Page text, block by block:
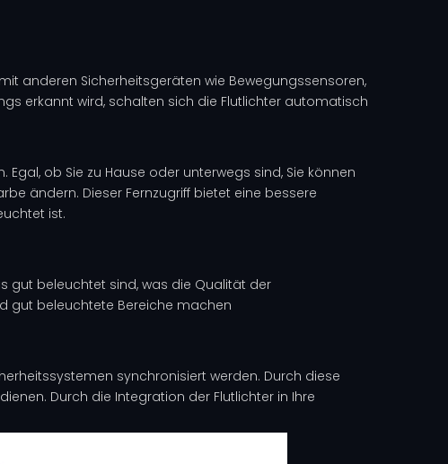
anderen Sicherheitsgeräten wie Bewegungssensoren,
erkannt wird, schalten sich die Flutlichter automatisch
ob Sie zu Hause oder unterwegs sind, Sie können
ändern. Dieser Fernzugriff bietet eine bessere
ist.
gut beleuchtet sind, was die Qualität der
gut beleuchtete Bereiche machen
synchronisiert werden. Durch diese
Durch die Integration der Flutlichter in Ihre